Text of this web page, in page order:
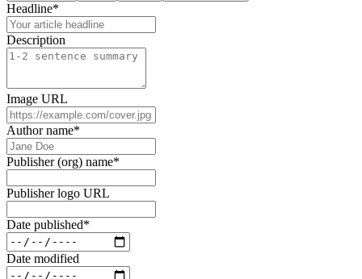
Headline*
Description
Image URL
Author name*
Publisher (org) name*
Publisher logo URL
Date published*
Date modified